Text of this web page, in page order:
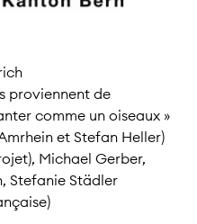
proviennent de
comme un oiseaux »
et Stefan Heller)
Michael Gerber,
Stefanie Städler